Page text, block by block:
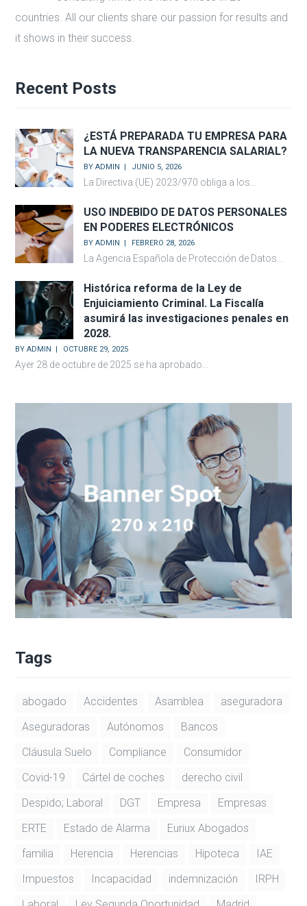
countries. All our clients share our passion for results and
it shows in their success.
Recent Posts
¿ESTÁ PREPARADA TU EMPRESA PARA
LA NUEVA TRANSPARENCIA SALARIAL?
BYADMIN JUNIO 5, 2026
La Directiva (UE) 2023/970 obliga a los...
USO INDEBIDO DE DATOS PERSONALES
EN PODERES ELECTRÓNICOS
BYADMIN FEBRERO 28, 2026
La Agencia Española de Protección de Datos...
Histórica reforma de la Ley de
Enjuiciamiento Criminal. La Fiscalía
asumirá las investigaciones penales en
2028.
BYADMIN OCTUBRE 29, 2025
Ayer 28 de octubre de 2025 se ha aprobado...
Tags
abogado Accidentes Asamblea
aseguradora
Aseguradoras
Autónomos
Bancos
Cláusula Suelo
Compliance
Consumidor
Covid-19
Cártel de coches
derecho civil
Despido; Laboral
DGT Empresa
Empresas
ERTE
Estado de Alarma
Euriux Abogados
familia
Herencia Herencias Hipoteca
IAE
Impuestos
Incapacidad indemnización
IRPH